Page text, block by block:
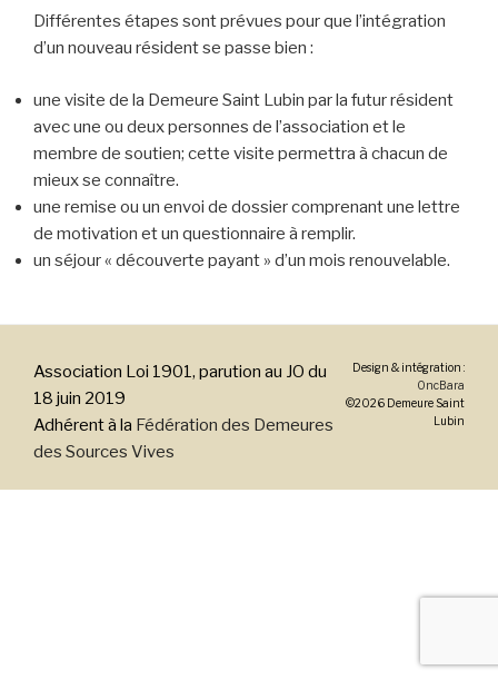
Différentes étapes sont prévues pour que l’intégration
d’un nouveau résident se passe bien :
une visite de la Demeure Saint Lubin par la futur résident
avec une ou deux personnes de l’association et le
membre de soutien; cette visite permettra à chacun de
mieux se connaître.
une remise ou un envoi de dossier comprenant une lettre
de motivation et un questionnaire à remplir.
un séjour « découverte payant » d’un mois renouvelable.
Association Loi 1901, parution au JO du
18 juin 2019
Adhérent à la Fédération des Demeures
des Sources Vives
Design & intégration :
OncBara
©2026 Demeure Saint
Lubin